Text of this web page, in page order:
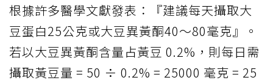
根據許多醫學文獻發表：『建議每天攝取大
豆蛋白25公克或大豆異黃酮40～80毫克』。
若以大豆異黃酮含量占黃豆 0.2%，則每日需
攝取黃豆量 = 50 ÷ 0.2% = 25000 毫克 = 25